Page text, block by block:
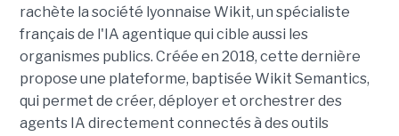
rachète la société lyonnaise Wikit, un spécialiste
français de l'IA agentique qui cible aussi les
organismes publics. Créée en 2018, cette dernière
propose une plateforme, baptisée Wikit Semantics,
qui permet de créer, déployer et orchestrer des
agents IA directement connectés à des outils